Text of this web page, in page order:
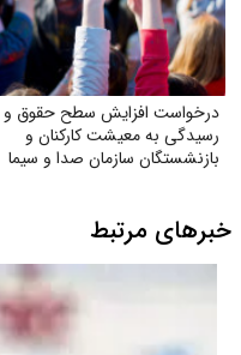
درخواست افزایش سطح حقوق و
رسیدگی به معیشت کارکنان و
بازنشستگان سازمان صدا و سیما
خبرهای مرتبط